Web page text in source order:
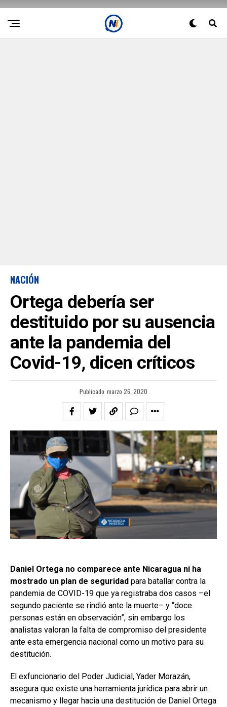
NACIÓN
Ortega debería ser
destituido por su ausencia
ante la pandemia del
Covid-19, dicen críticos
Publicado marzo 26, 2020
Daniel Ortega no comparece ante Nicaragua ni ha
mostrado un plan de seguridad para batallar contra la
pandemia de COVID-19 que ya registraba dos casos –el
segundo paciente se rindió ante la muerte– y “doce
personas están en observación”, sin embargo los
analistas valoran la falta de compromiso del presidente
ante esta emergencia nacional como un motivo para su
destitución.
El exfuncionario del Poder Judicial, Yader Morazán,
asegura que existe una herramienta jurídica para abrir un
mecanismo y llegar hacia una destitución de Daniel Ortega